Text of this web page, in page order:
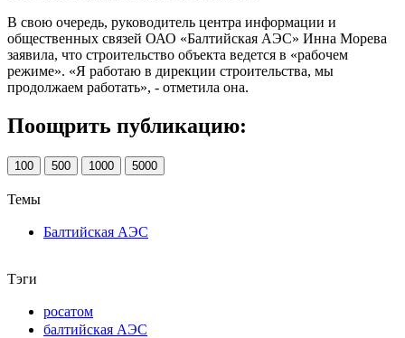
В свою очередь, руководитель центра информации и
общественных связей ОАО «Балтийская АЭС» Инна Морева
заявила, что строительство объекта ведется в «рабочем
режиме». «Я работаю в дирекции строительства, мы
продолжаем работать», - отметила она.
Поощрить публикацию:
100 500 1000 5000
Темы
Балтийская АЭС
Тэги
росатом
балтийская АЭС